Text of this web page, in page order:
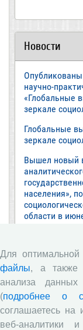
Новости
научно-
«Глобальные
зеркале
Глобальные
зеркале
Вышел новый
населения»,
области в
и
ВолНЦ РАН
очередной
научного
Для
файлы, а также
анализа
(подробнее о
соглашаетесь на
веб-аналитики